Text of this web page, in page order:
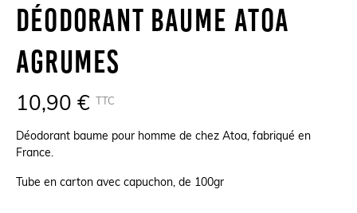
Déodorant Baume Atoa
Agrumes
10,90 € TTC
Déodorant baume pour homme de chez Atoa, fabriqué en
France.
Tube en carton avec capuchon, de 100gr